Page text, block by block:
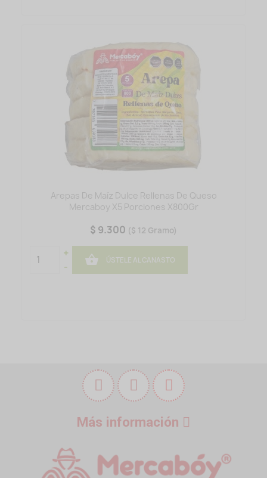
Arepas De Maíz Dulce Rellenas De Queso
Mercaboy X5 Porciones X800Gr
$ 9.300 ($ 12 Gramo)
+
-
 ÚSTELE AL CANASTO
Más información